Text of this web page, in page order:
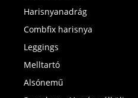
Harisnyanadrág
Combfix harisnya
Leggings
Melltartó
Alsónemű